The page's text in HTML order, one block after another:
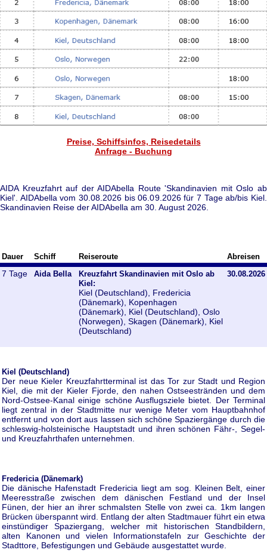
Preise, Schiffsinfos, Reisedetails
Anfrage - Buchung
AIDA Kreuzfahrt auf der AIDAbella Route 'Skandinavien mit Oslo ab
Kiel'. AIDAbella vom 30.08.2026 bis 06.09.2026 für 7 Tage ab/bis Kiel.
Skandinavien Reise der AIDAbella am 30. August 2026.
Dauer Schiff Reiseroute Abreisen
7 Tage Aida Bella
Kreuzfahrt Skandinavien mit Oslo ab
Kiel:
Kiel (Deutschland), Fredericia
(Dänemark), Kopenhagen
(Dänemark), Kiel (Deutschland), Oslo
(Norwegen), Skagen (Dänemark), Kiel
(Deutschland)
30.08.2026
Kiel (Deutschland)
Der neue Kieler Kreuzfahrtterminal ist das Tor zur Stadt und Region
Kiel, die mit der Kieler Fjorde, den nahen Ostseestränden und dem
Nord-Ostsee-Kanal einige schöne Ausflugsziele bietet. Der Terminal
liegt zentral in der Stadtmitte nur wenige Meter vom Hauptbahnhof
entfernt und von dort aus lassen sich schöne Spaziergänge durch die
schleswig-holsteinische Hauptstadt und ihren schönen Fähr-, Segel-
und Kreuzfahrthafen unternehmen.
Fredericia (Dänemark)
Die dänische Hafenstadt Fredericia liegt am sog. Kleinen Belt, einer
Meeresstraße zwischen dem dänischen Festland und der Insel
Fünen, der hier an ihrer schmalsten Stelle von zwei ca. 1km langen
Brücken überspannt wird. Entlang der alten Stadtmauer führt ein etwa
einstündiger Spaziergang, welcher mit historischen Standbildern,
alten Kanonen und vielen Informationstafeln zur Geschichte der
Stadttore, Befestigungen und Gebäude ausgestattet wurde.